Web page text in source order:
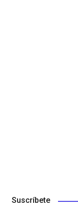
Suscríbete